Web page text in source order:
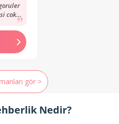
cok
gör >
Nedir?